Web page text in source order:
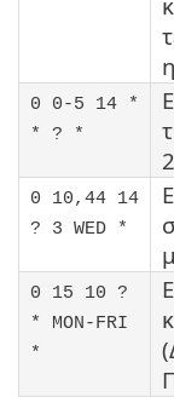
0 0-5 14 *
* ? *
0 10,44 14
? 3 WED *
0 15 10 ?
* MON-FRI
*